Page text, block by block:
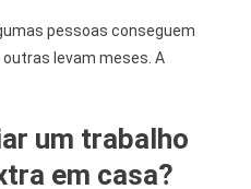
pessoas conseguem
levam meses. A
um trabalho
em casa?